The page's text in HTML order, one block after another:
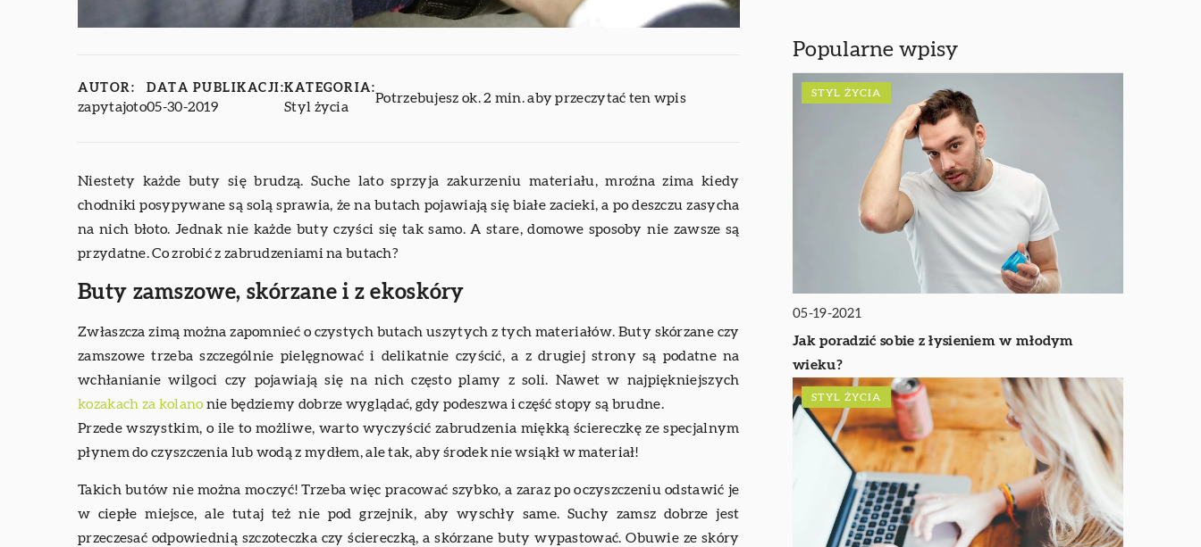
AUTOR:
zapytajoto
DATA PUBLIKACJI:
05-30-2019
KATEGORIA:
Styl życia
Potrzebujesz ok. 2 min. aby przeczytać ten wpis
Niestety każde buty się brudzą. Suche lato sprzyja zakurzeniu materiału, mroźna zima kiedy
chodniki posypywane są solą sprawia, że na butach pojawiają się białe zacieki, a po deszczu zasycha
na nich błoto. Jednak nie każde buty czyści się tak samo. A stare, domowe sposoby nie zawsze są
przydatne. Co zrobić z zabrudzeniami na butach?
Buty zamszowe, skórzane i z ekoskóry
Zwłaszcza zimą można zapomnieć o czystych butach uszytych z tych materiałów. Buty skórzane czy
zamszowe trzeba szczególnie pielęgnować i delikatnie czyścić, a z drugiej strony są podatne na
wchłanianie wilgoci czy pojawiają się na nich często plamy z soli. Nawet w najpiękniejszych
kozakach za kolano nie będziemy dobrze wyglądać, gdy podeszwa i część stopy są brudne.
Przede wszystkim, o ile to możliwe, warto wyczyścić zabrudzenia miękką ściereczkę ze specjalnym
płynem do czyszczenia lub wodą z mydłem, ale tak, aby środek nie wsiąkł w materiał!
Takich butów nie można moczyć! Trzeba więc pracować szybko, a zaraz po oczyszczeniu odstawić je
w ciepłe miejsce, ale tutaj też nie pod grzejnik, aby wyschły same. Suchy zamsz dobrze jest
przeczesać odpowiednią szczoteczka czy ściereczką, a skórzane buty wypastować. Obuwie ze skóry
Popularne wpisy
STYL ŻYCIA
05-19-2021
Jak poradzić sobie z łysieniem w młodym
wieku?
STYL ŻYCIA